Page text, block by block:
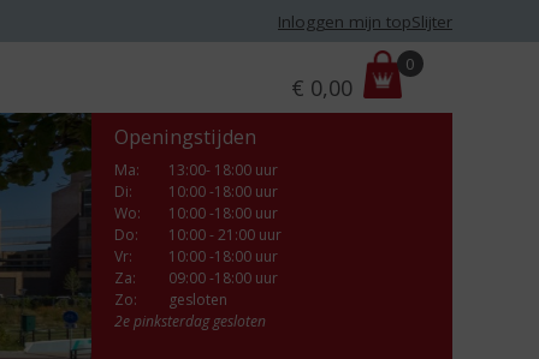
Inloggen mijn topSlijter
r
i
€ 0,00
0
Openingstijden
Ma:
13:00- 18:00 uur
Di:
10:00 -18:00 uur
Wo:
10:00 -18:00 uur
Do:
10:00 - 21:00 uur
Vr:
10:00 -18:00 uur
Za:
09:00 -18:00 uur
Zo:
gesloten
2e pinksterdag gesloten